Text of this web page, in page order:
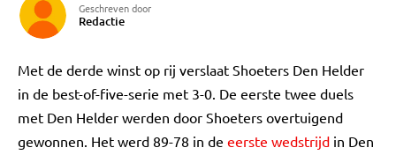
Geschreven door
Redactie
Met de derde winst op rij verslaat Shoeters Den Helder
in de best-of-five-serie met 3-0. De eerste twee duels
met Den Helder werden door Shoeters overtuigend
gewonnen. Het werd 89-78 in de eerste wedstrijd in Den